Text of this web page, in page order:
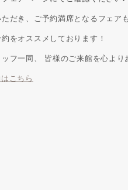
だき、ご予約満席となるフェア
をオススメしております！
フ一同、 皆様のご来館を心より
こちら